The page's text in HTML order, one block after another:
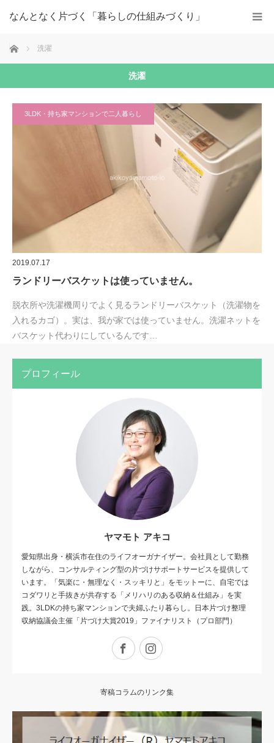
なんとなく片づく「暮らしの仕組みづくり」
ホーム 洗濯
洗濯
3LDK・持ち家マンションで二人暮らし
2019.07.17
ランドリーバスケットは使っていません。
脱衣所や洗濯機周りでよく見るランドリーバスケット（洗濯物を
入れるカゴ）。実は、我が家では使っていません。洗濯ネットを
バスケット代わりにしているんです…
プロフィール
ヤマモト アキコ
愛知県出身・横浜市在住のライフオーガナイザー。会社員として勤務
しながら、コンサルティング型の片づけサポートサービスを提供して
います。「気楽に・無理なく・スッキリと」をモットーに、自宅では
コダワリと手抜きが共存する 「メリハリのある収納＆仕組み」を実
践。3LDKの持ち家マンションで夫婦ふたり暮らし。日本片づけ整理
収納協議会主催「片づけ大賞2019」ファイナリスト（プロ部門）
FacebookInstagram
寄稿コラムのリンク集